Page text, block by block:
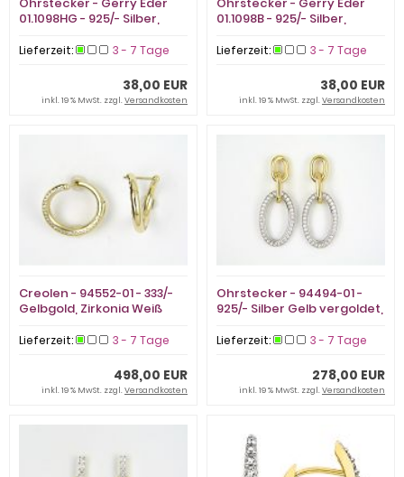
01.1098HG - 925/- Silber,
Lieferzeit: 3 - 7 Tage
38,00 EUR
inkl. 19 % MwSt. zzgl.Versandkosten
01.1098B - 925/- Silber,
Lieferzeit: 3 - 7 Tage
38,00 EUR
inkl. 19 % MwSt. zzgl.Versandkosten
Creolen - 94552-01 - 333/-
Gelbgold, Zirkonia Weiß
Lieferzeit: 3 - 7 Tage
498,00 EUR
inkl. 19 % MwSt. zzgl.Versandkosten
Ohrstecker - 94494-01 -
925/- Silber Gelb vergoldet,
Lieferzeit: 3 - 7 Tage
278,00 EUR
inkl. 19 % MwSt. zzgl.Versandkosten